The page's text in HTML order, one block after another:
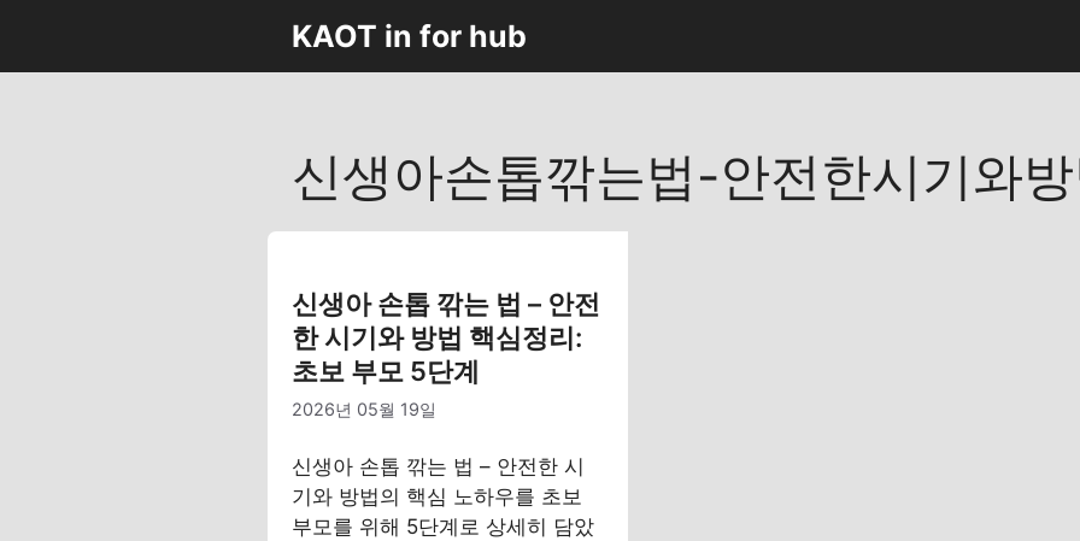
츠
KAOT in for hub
신생아손톱깎는법-안전한시기와
신생아 손톱 깎는 법 – 안전
한 시기와 방법 핵심정리:
초보 부모 5단계
2026년 05월 19일
신생아 손톱 깎는 법 – 안전한 시
기와 방법의 핵심 노하우를 초보
부모를 위해 5단계로 상세히 담았